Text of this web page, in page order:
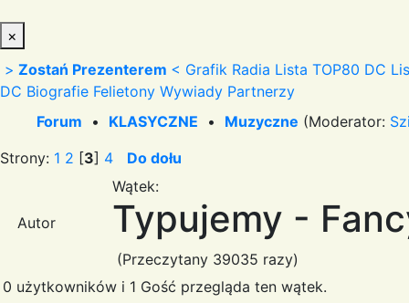
×
> Zostań Prezenterem < Grafik Radia Lista TOP80 DC
DC Biografie Felietony Wywiady Partnerzy
Forum • KLASYCZNE • Muzyczne (Moderator:
Strony: 1 2 [3] 4 Do dołu
Autor
Wątek:
Typujemy -
(Przeczytany 39035 razy)
0 użytkowników i 1 Gość przegląda ten wątek.